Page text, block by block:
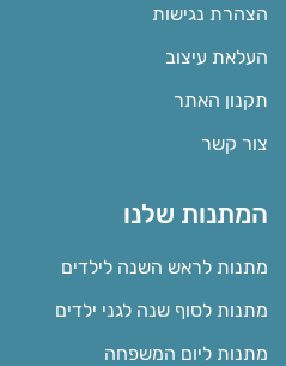
הצהרת נגישות
העלאת עיצוב
תקנון האתר
צור קשר
המתנות שלנו
מתנות לראש השנה לילדים
מתנות לסוף שנה לגני ילדים
מתנות ליום המשפחה